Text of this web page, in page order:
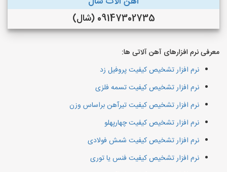
09147302735 (شال)
معرفی نرم افزارهای آهن آلاتی ها:
نرم افزار تشخیص کیفیت پروفیل زد
نرم افزار تشخیص کیفیت تسمه فلزی
نرم افزار تشخیص کیفیت تیرآهن براساس وزن
نرم افزار تشخیص کیفیت چهارپهلو
نرم افزار تشخیص کیفیت شمش فولادی
نرم افزار تشخیص کیفیت فنس یا توری